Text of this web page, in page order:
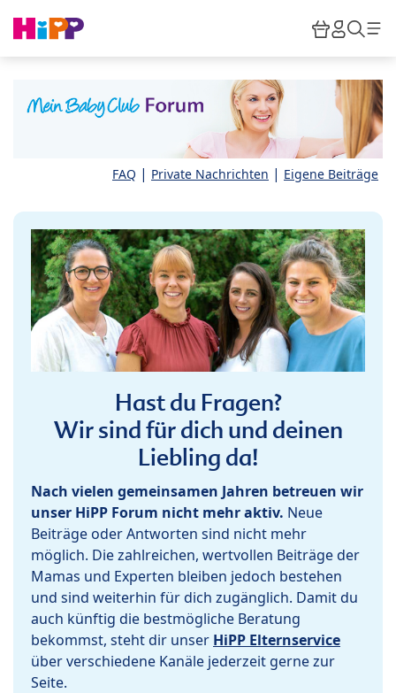
HiPP
FAQ | Private Nachrichten | Eigene Beiträge
Hast du Fragen?
Wir sind für dich und deinen
Liebling da!
Nach vielen gemeinsamen Jahren betreuen wir
unser HiPP Forum nicht mehr aktiv. Neue
Beiträge oder Antworten sind nicht mehr
möglich. Die zahlreichen, wertvollen Beiträge der
Mamas und Experten bleiben jedoch bestehen
und sind weiterhin für dich zugänglich. Damit du
auch künftig die bestmögliche Beratung
bekommst, steht dir unser HiPP Elternservice
über verschiedene Kanäle jederzeit gerne zur
Seite.